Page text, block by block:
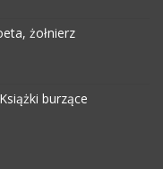
żołnierz
burzące